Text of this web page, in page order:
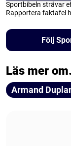
Sportbibeln strävar
Rapportera faktafel
Följ
Läs mer
Armand